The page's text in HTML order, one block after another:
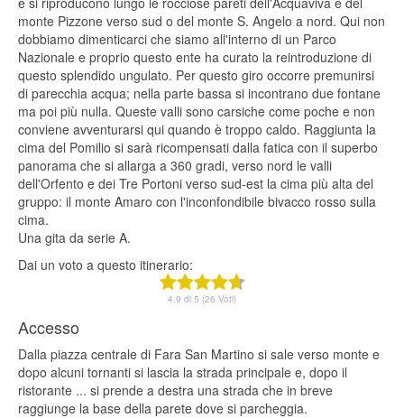
monte Pizzone verso sud o del monte S. Angelo a nord. Qui non
dobbiamo dimenticarci che siamo all'interno di un Parco
Nazionale e proprio questo ente ha curato la reintroduzione di
questo splendido ungulato. Per questo giro occorre premunirsi
di parecchia acqua; nella parte bassa si incontrano due fontane
ma poi più nulla. Queste valli sono carsiche come poche e non
conviene avventurarsi qui quando è troppo caldo. Raggiunta la
cima del Pomilio si sarà ricompensati dalla fatica con il superbo
panorama che si allarga a 360 gradi, verso nord le valli
dell'Orfento e dei Tre Portoni verso sud-est la cima più alta del
gruppo: il monte Amaro con l'inconfondibile bivacco rosso sulla
cima.
Una gita da serie A.
Dai un voto a questo itinerario:
4.9 di 5 (26 Voti)
Accesso
Dalla piazza centrale di Fara San Martino si sale verso monte e
dopo alcuni tornanti si lascia la strada principale e, dopo il
ristorante ... si prende a destra una strada che in breve
raggiunge la base della parete dove si parcheggia.